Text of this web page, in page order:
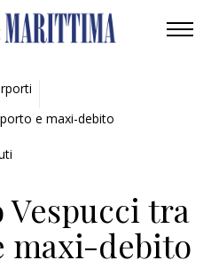
e maxi-debito
tra
maxi-debito